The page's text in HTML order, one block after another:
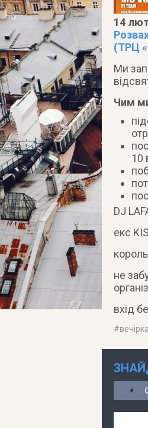
14
(ТРЦ
Ми
Чим
10
DJ
екс
не
вхід
#вечірка